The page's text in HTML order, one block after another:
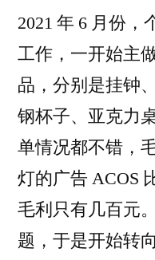
逊
店
铺
运
营
路
总
2021 年 6 月份
工作，一开始主
品，分别是挂钟
钢杯子、亚克力
单情况都不错，
灯的广告 ACOS
毛利只有几百元
题，于是开始转